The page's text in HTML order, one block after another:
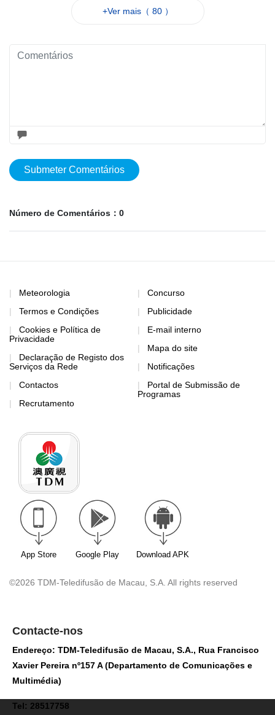
+Ver mais（ 80 ）
Submeter Comentários
Número de Comentários：0
Meteorologia
Termos e Condições
Cookies e Política de
Privacidade
Declaração de Registo dos
Serviços da Rede
Contactos
Recrutamento
Concurso
Publicidade
E-mail interno
Mapa do site
Notificações
Portal de Submissão de
Programas
App Store Google Play Download APK
©2026 TDM-Teledifusão de Macau, S.A. All rights reserved
Contacte-nos
Endereço: TDM-Teledifusão de Macau, S.A., Rua Francisco
Xavier Pereira nº157 A (Departamento de Comunicações e
Multimédia)
Tel: 28517758